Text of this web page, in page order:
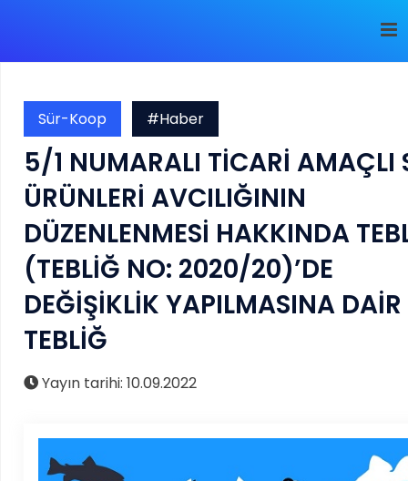
Sür-Koop #Haber
5/1 NUMARALI TİCARİ AMAÇLI
ÜRÜNLERİ AVCILIĞININ
DÜZENLENMESİ HAKKINDA
(TEBLİĞ NO: 2020/20)’DE
DEĞİŞİKLİK YAPILMASINA DAİR
TEBLİĞ
Yayın tarihi: 10.09.2022